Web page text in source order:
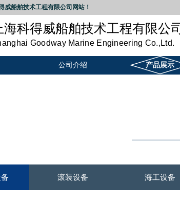
威船舶技术工程有限公司 网站！
海科得威船舶技术工程有限公司
Goodway Marine Engineering Co.,Ltd.
公司介绍 产品展示
滚装设备 海工设备